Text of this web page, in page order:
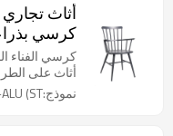
أثاث
كرسي
للحدائق
كرسي الفناء
أثاث على
نموذج:738M-H45-ALU (ST）